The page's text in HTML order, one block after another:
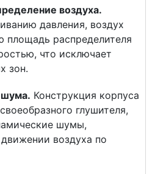
воздуха.
давления, воздух
площадь распределителя
что исключает
зон.
Конструкция корпуса
глушителя,
шумы,
воздуха по